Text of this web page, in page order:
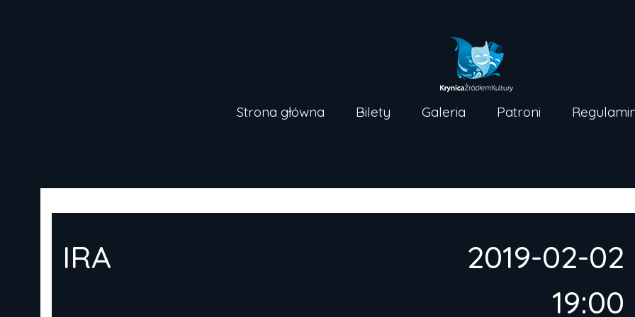
Strona główna Bilety Galeria Patroni
IRA
2019-02-02
19:00